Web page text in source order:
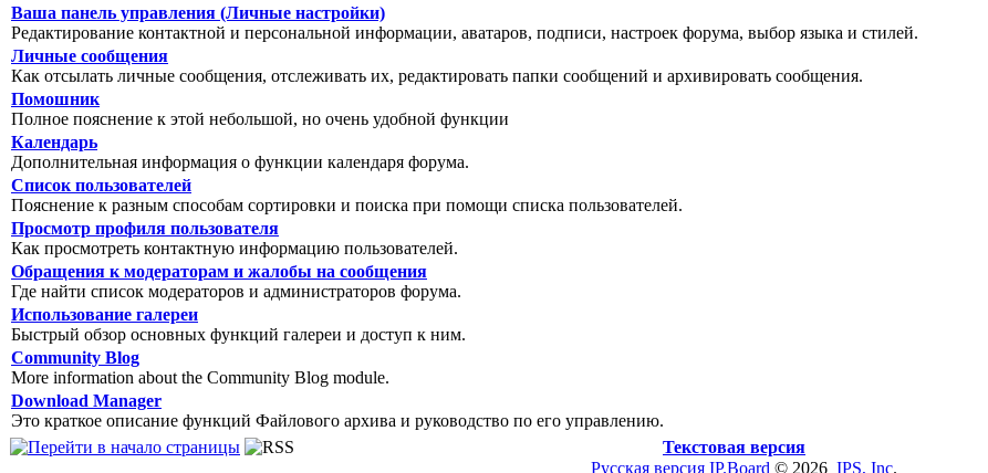
Ваша панель управления (Личные настройки)
Редактирование контактной и персональной информации, аватаров, подписи, настроек форума, выбор языка и стилей.
Личные сообщения
Как отсылать личные сообщения, отслеживать их, редактировать папки сообщений и архивировать сообщения.
Помошник
Полное пояснение к этой небольшой, но очень удобной функции
Календарь
Дополнительная информация о функции календаря форума.
Список пользователей
Пояснение к разным способам сортировки и поиска при помощи списка пользователей.
Просмотр профиля пользователя
Как просмотреть контактную информацию пользователей.
Обращения к модераторам и жалобы на сообщения
Где найти список модераторов и администраторов форума.
Использование галереи
Быстрый обзор основных функций галереи и доступ к ним.
Community Blog
More information about the Community Blog module.
Download Manager
Это краткое описание функций Файлового архива и руководство по его управлению.
Текстовая версия
Русская версия IP.Board © 2026 IPS, Inc.